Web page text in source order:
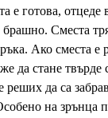
е готова,
брашно. Сместа
Ако сместа е
да стане твърде
реших да са
на зрънца